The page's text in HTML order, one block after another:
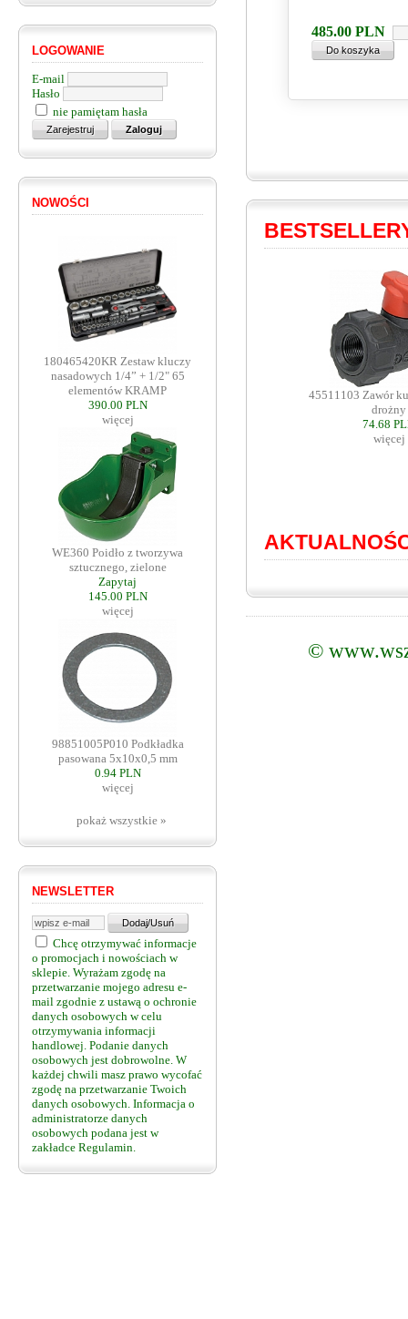
LOGOWANIE
E-mail
Hasło
nie pamiętam hasła
NOWOŚCI
180465420KR Zestaw kluczy
nasadowych 1/4” + 1/2" 65
elementów KRAMP
390.00 PLN
więcej
WE360 Poidło z tworzywa
sztucznego, zielone
Zapytaj
145.00 PLN
więcej
98851005P010 Podkładka
pasowana 5x10x0,5 mm
0.94 PLN
więcej
pokaż wszystkie »
NEWSLETTER
Chcę otrzymywać informacje
o promocjach i nowościach w
sklepie. Wyrażam zgodę na
przetwarzanie mojego adresu e-
mail zgodnie z ustawą o ochronie
danych osobowych w celu
otrzymywania informacji
handlowej. Podanie danych
osobowych jest dobrowolne. W
każdej chwili masz prawo wycofać
zgodę na przetwarzanie Twoich
danych osobowych. Informacja o
administratorze danych
osobowych podana jest w
zakładce Regulamin.
485.00 PLN
45511103 Zawór
drożny
74.68
więcej
©